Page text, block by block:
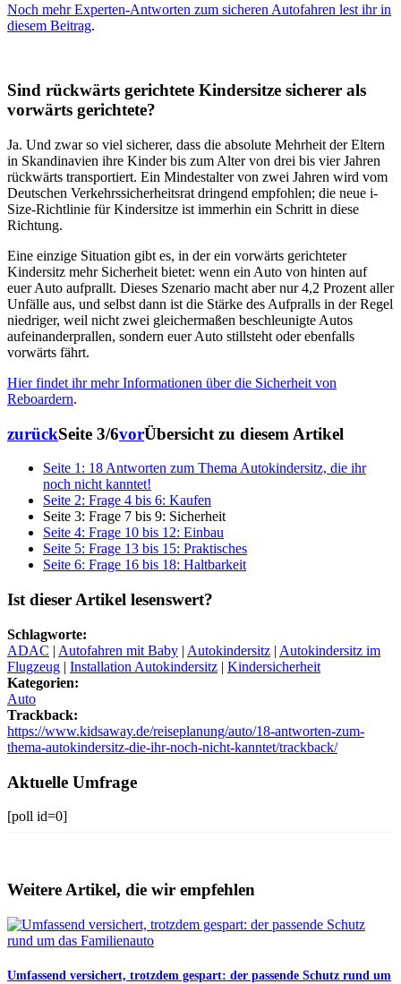
Noch mehr Experten-Antworten zum sicheren Autofahren lest ihr in
diesem Beitrag.
Sind rückwärts gerichtete Kindersitze sicherer als
vorwärts gerichtete?
Ja. Und zwar so viel sicherer, dass die absolute Mehrheit der Eltern
in Skandinavien ihre Kinder bis zum Alter von drei bis vier Jahren
rückwärts transportiert. Ein Mindestalter von zwei Jahren wird vom
Deutschen Verkehrssicherheitsrat dringend empfohlen; die neue i-
Size-Richtlinie für Kindersitze ist immerhin ein Schritt in diese
Richtung.
Eine einzige Situation gibt es, in der ein vorwärts gerichteter
Kindersitz mehr Sicherheit bietet: wenn ein Auto von hinten auf
euer Auto aufprallt. Dieses Szenario macht aber nur 4,2 Prozent aller
Unfälle aus, und selbst dann ist die Stärke des Aufpralls in der Regel
niedriger, weil nicht zwei gleichermaßen beschleunigte Autos
aufeinanderprallen, sondern euer Auto stillsteht oder ebenfalls
vorwärts fährt.
Hier findet ihr mehr Informationen über die Sicherheit von
Reboardern.
zurückSeite 3/6vorÜbersicht zu diesem Artikel
Seite 1: 18 Antworten zum Thema Autokindersitz, die ihr
noch nicht kanntet!
Seite 2: Frage 4 bis 6: Kaufen
Seite 3: Frage 7 bis 9: Sicherheit
Seite 4: Frage 10 bis 12: Einbau
Seite 5: Frage 13 bis 15: Praktisches
Seite 6: Frage 16 bis 18: Haltbarkeit
Ist dieser Artikel lesenswert?
Schlagworte:
ADAC | Autofahren mit Baby | Autokindersitz | Autokindersitz im
Flugzeug | Installation Autokindersitz | Kindersicherheit
Kategorien:
Auto
Trackback:
https://www.kidsaway.de/reiseplanung/auto/18-antworten-zum-
thema-autokindersitz-die-ihr-noch-nicht-kanntet/trackback/
Aktuelle Umfrage
[poll id=0]
Weitere Artikel, die wir empfehlen
Umfassend versichert, trotzdem gespart: der passende Schutz rund um